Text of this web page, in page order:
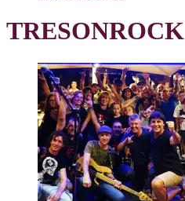
TRESONROCK